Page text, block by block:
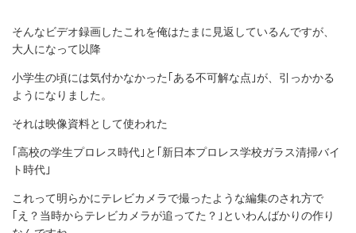
そんなビデオ録画したこれを俺はたまに見返しているんですが、
大人になって以降
小学生の頃には気付かなかった｢ある不可解な点｣が、引っかかる
ようになりました。
それは映像資料として使われた
｢高校の学生プロレス時代｣と｢新日本プロレス学校ガラス清掃バイ
ト時代｣
これって明らかにテレビカメラで撮ったような編集のされ方で
｢え？当時からテレビカメラが追ってた？｣といわんばかりの作り